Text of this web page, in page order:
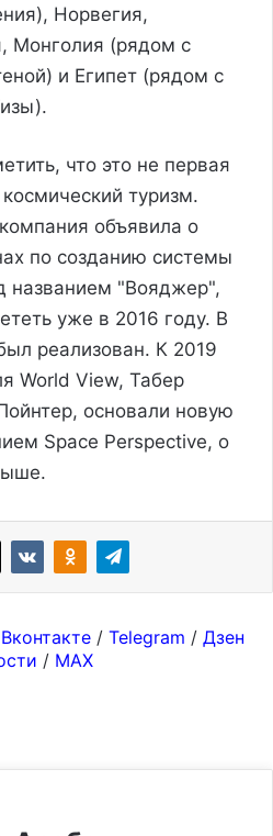
Норвегия,
Монголия (рядом с
и Египет (рядом с
что это не первая
туризм.
объявила о
по созданию системы
названием "Вояджер",
уже в 2016 году. В
реализован. К 2019
World View, Табер
основали новую
Space Perspective, о
Вконтакте / Telegram / Дзен
/ MAX